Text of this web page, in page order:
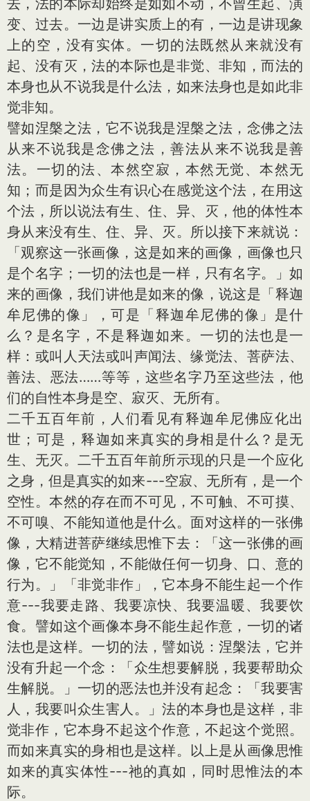
去，法的本际却始终是如如不动，不曾生起、演
变、过去。一边是讲实质上的有，一边是讲现象
上的空，没有实体。一切的法既然从来就没有
起、没有灭，法的本际也是非觉、非知，而法的
本身也从不说我是什么法，如来法身也是如此非
觉非知。
譬如涅槃之法，它不说我是涅槃之法，念佛之法
从来不说我是念佛之法，善法从来不说我是善
法。一切的法、本然空寂，本然无觉、本然无
知；而是因为众生有识心在感觉这个法，在用这
个法，所以说法有生、住、异、灭，他的体性本
身从来没有生、住、异、灭。所以接下来就说：
「观察这一张画像，这是如来的画像，画像也只
是个名字；一切的法也是一样，只有名字。」如
来的画像，我们讲他是如来的像，说这是「释迦
牟尼佛的像」，可是「释迦牟尼佛的像」是什
么？是名字，不是释迦如来。一切的法也是一
样：或叫人天法或叫声闻法、缘觉法、菩萨法、
善法、恶法……等等，这些名字乃至这些法，他
们的自性本身是空、寂灭、无所有。
二千五百年前，人们看见有释迦牟尼佛应化出
世；可是，释迦如来真实的身相是什么？是无
生、无灭。二千五百年前所示现的只是一个应化
之身，但是真实的如来---空寂、无所有，是一个
空性。本然的存在而不可见，不可触、不可摸、
不可嗅、不能知道他是什么。面对这样的一张佛
像，大精进菩萨继续思惟下去：「这一张佛的画
像，它不能觉知，不能做任何一切身、口、 意的
行为。」「非觉非作」，它本身不能生起一个作
意---我要走路、我要凉快、我要温暖、我要饮
食。譬如这个画像本身不能生起作意 ，一切的诸
法也是这样。一切的法，譬如说：涅槃法，它并
没有升起一个念：「众生想要解脱，我要帮助众
生解脱。」一切的恶法也并没有起念：「我要害
人，我要叫众生害人。」法的本身也是这样，非
觉非作，它本身不起这个作意 ，不起这个觉照。
而如来真实的身相也是这样。以上是从画像思惟
如来的真实体性---祂的真如，同时思惟法的本
际。